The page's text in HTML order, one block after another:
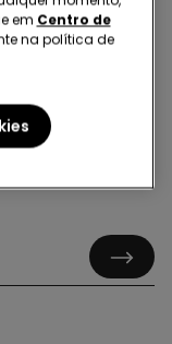
em Centro de
na política de